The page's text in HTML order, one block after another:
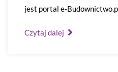
jest portal e-
Czytaj dalej